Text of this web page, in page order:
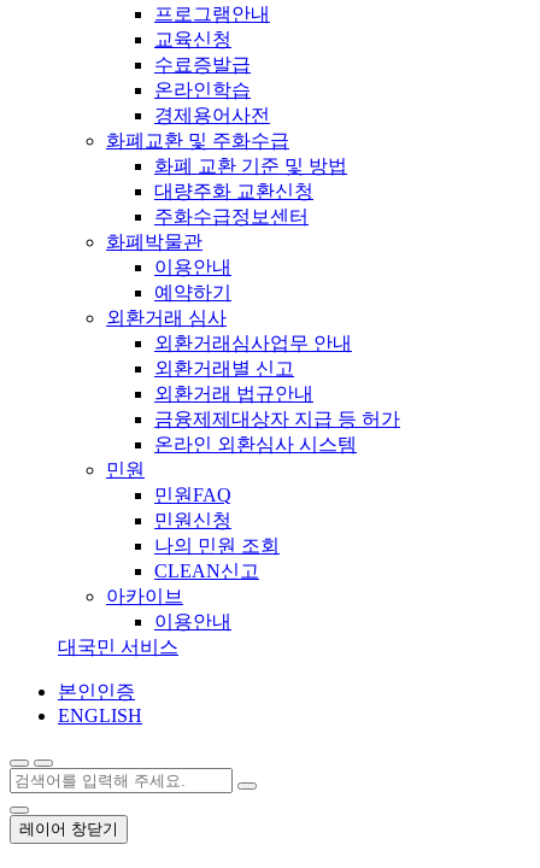
프로그램안내
교육신청
수료증발급
온라인학습
경제용어사전
화폐교환 및 주화수급
화폐 교환 기준 및 방법
대량주화 교환신청
주화수급정보센터
화폐박물관
이용안내
예약하기
외환거래 심사
외환거래심사업무 안내
외환거래별 신고
외환거래 법규안내
금융제제대상자 지급 등 허가
온라인 외환심사 시스템
민원
민원FAQ
민원신청
나의 민원 조회
CLEAN신고
아카이브
이용안내
대국민 서비스
본인인증
ENGLISH
레이어 창닫기